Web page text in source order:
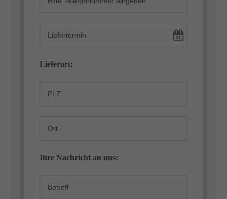
Lieferort:
Ihre Nachricht an uns: